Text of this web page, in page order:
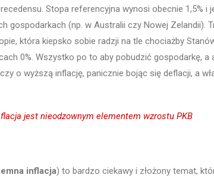
Stopa referencyjna wynosi obecnie 1,5% i
gospodarkach (np. w Australii czy Nowej Zelandii).
która kiepsko sobie radzji na tle chociażby
0%. Wszystko po to aby pobudzić gospodarkę, a
o wyższą inflację, panicznie bojąc się deflacji, a
jest nieodzownym elementem wzrostu PKB
inflacja) to bardzo ciekawy i złożony temat,